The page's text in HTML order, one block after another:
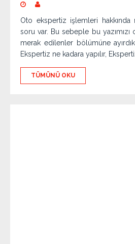
Oto ekspertiz işlemleri
soru var. Bu sebeple bu yazımızı
merak edilenler bölümüne
Ekspertiz ne kadara yapılır,
TÜMÜNÜ OKU